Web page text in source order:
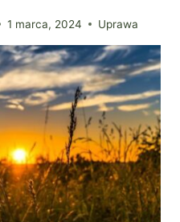
1 marca, 2024 Uprawa